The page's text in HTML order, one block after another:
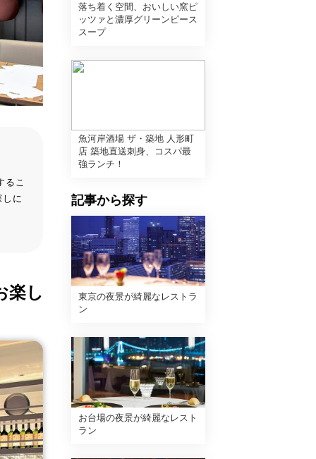
るこ
に
楽し
落ち着く空間、おいしい窯ピ
ッツァと濃厚グリーンピース
スープ
魚河岸酒場 ザ・築地 人形町
店 築地直送刺身、コスパ最
強ランチ！
記事から探す
東京の夜景が綺麗なレストラ
ン
お台場の夜景が綺麗なレスト
ラン